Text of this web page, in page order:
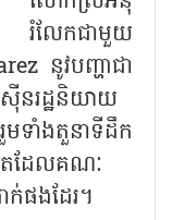
ក​ រំលែកជាមួយ
នូវបញ្ហា​ជា​
ស៊ីន​រដ្ឋ​និយា​យ
ទាំងតួនាទីដឹក​
ត​ដែល​គណៈ​
ផងដែរ។